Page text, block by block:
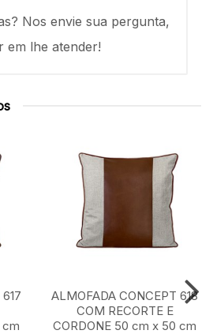
Nos envie sua pergunta,
em lhe atender!
cm
ALMOFADA CONCEPT 618
COM RECORTE E
CORDONE 50 cm x 50 cm